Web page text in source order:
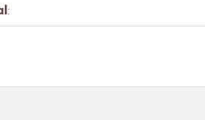
: